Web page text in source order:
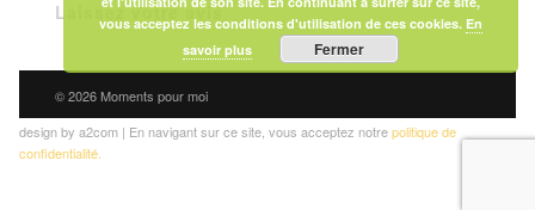
Laissez votre avis
© 2026 Moments pour moi
design by a2com | En navigant sur ce site, vous acceptez notrepolitique de
confidentialité.
vous acceptez les conditions d'utilisation de ces cookies. En
savoir plus
Fermer